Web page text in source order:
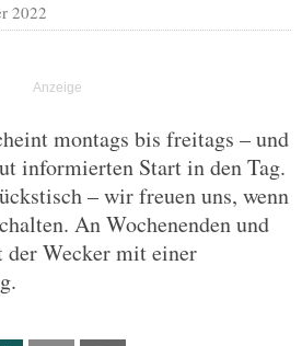
2022
montags bis freitags – und
informierten Start in den Tag.
– wir freuen uns, wenn
An Wochenenden und
der Wecker mit einer